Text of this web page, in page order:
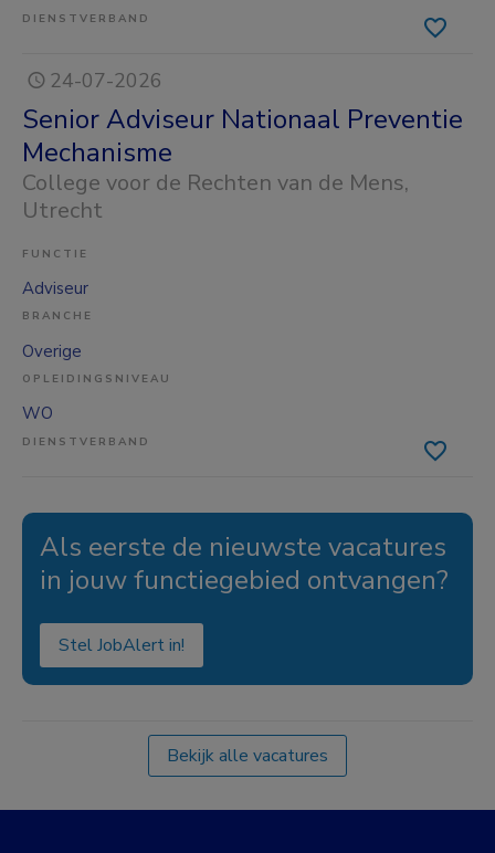
DIENSTVERBAND
24-07-2026
Senior Adviseur Nationaal Preventie
Mechanisme
College voor de Rechten van de Mens,
Utrecht
FUNCTIE
Adviseur
BRANCHE
Overige
OPLEIDINGSNIVEAU
WO
DIENSTVERBAND
Als eerste de nieuwste vacatures
in jouw functiegebied ontvangen?
Stel JobAlert in!
Bekijk alle vacatures